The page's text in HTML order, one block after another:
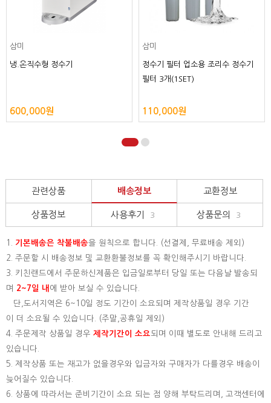
삼미
냉.온직수형 정수기
600,000원
삼미
정수기 필터 업소용 조리수 정수기
필터 3개(1SET)
110,000원
관련상품 배송정보 교환정보
상품정보 사용후기 3 상품문의 3
1. 기본배송은 착불배송을 원칙으로 합니다. (선결제, 무료배송 제외)
2. 주문할 시 배송정보 및 교환환불정보를 꼭 확인해주시기 바랍니다.
3. 키친랜드에서 주문하신제품은 입금일로부터 당일 또는 다음날 발송되
며
2~7일 내 에 받아 보실 수 있습니다.
단,도서지역은 6~10일 정도 기간이 소요되며 제작상품일 경우 기간
이 더 소요될 수 있습니다. (주말,공휴일 제외)
4. 주문제작 상품일 경우 제작기간이 소요되며 이때 별도로 안내해 드리고
있습니다.
5. 제작상품 또는 재고가 없을경우와 입금자와 구매자가 다를경우 배송이
늦어질수 있습니다.
6. 상품에 따라서는 준비기간이 소요 되는 점 양해 부탁드리며, 고객센터에